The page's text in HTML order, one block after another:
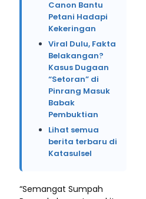
Canon Bantu
Petani Hadapi
Kekeringan
Viral Dulu, Fakta
Belakangan?
Kasus Dugaan
“Setoran” di
Pinrang Masuk
Babak
Pembuktian
Lihat semua
berita terbaru di
Katasulsel
“Semangat Sumpah